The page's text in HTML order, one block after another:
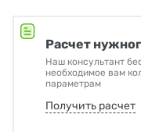
Расчет
Наш консультант
необходимое вам
параметрам
Получить расчет